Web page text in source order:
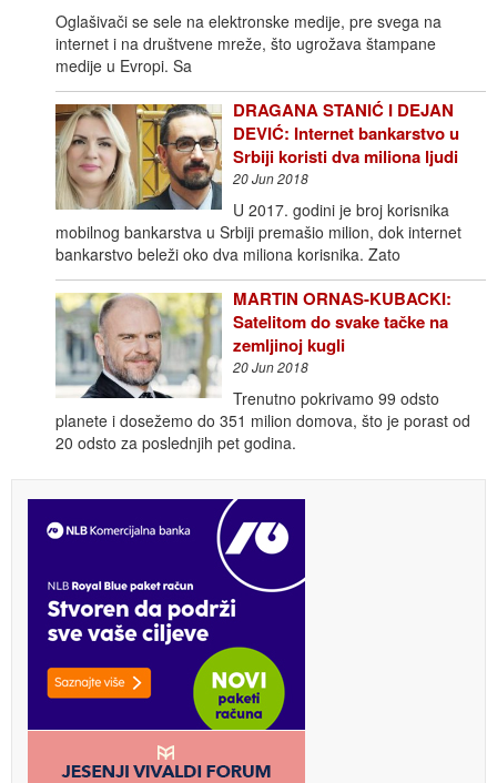
Oglašivači se sele na elektronske medije, pre svega na
internet i na društvene mreže, što ugrožava štampane
medije u Evropi. Sa
DRAGANA STANIĆ I DEJAN
DEVIĆ: Internet bankarstvo u
Srbiji koristi dva miliona ljudi
20 Jun 2018
U 2017. godini je broj korisnika
mobilnog bankarstva u Srbiji premašio milion, dok internet
bankarstvo beleži oko dva miliona korisnika. Zato
MARTIN ORNAS-KUBACKI:
Satelitom do svake tačke na
zemljinoj kugli
20 Jun 2018
Trenutno pokrivamo 99 odsto
planete i dosežemo do 351 milion domova, što je porast od
20 odsto za poslednjih pet godina.